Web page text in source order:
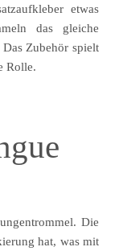
etwas
das gleiche
Zubehör spielt
Rolle.
Die
hat, was mit